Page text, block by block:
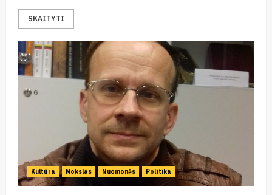
SKAITYTI
Kultūra Mokslas Nuomonės Politika